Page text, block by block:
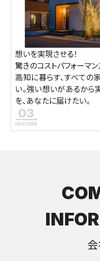
想いを実現させる！
驚きのコストパフォーマン
高知に暮らす、すべての
い。強い想いがあるから
を、あなたに届けたい。